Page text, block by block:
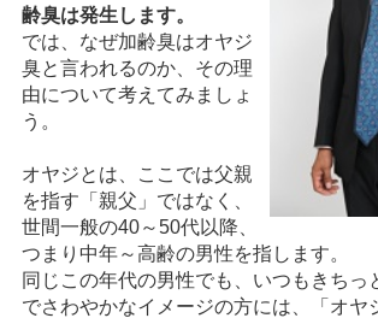
齢臭は発生します。
では、なぜ加齢臭はオヤジ
臭と言われるのか、その理
由について考えてみましょ
う。
オヤジとは、ここでは父親
を指す「親父」ではなく、
世間一般の40～50代以降、
つまり中年～高齢の男性を指します。
同じこの年代の男性でも、いつもきちっ
でさわやかなイメージの方には、「オヤ